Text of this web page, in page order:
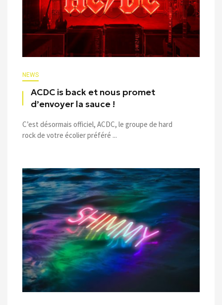
NEWS
ACDC is back et nous promet
d’envoyer la sauce !
C’est désormais officiel, ACDC, le groupe de hard
rock de votre écolier préféré ...